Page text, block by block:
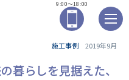
9:00～18:00
施工事例 2019年9月
暮らしを見据えた、